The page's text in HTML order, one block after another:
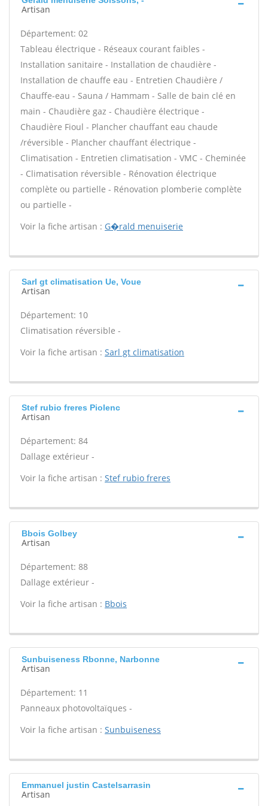
Artisan
Département: 02
Tableau électrique - Réseaux courant faibles -
Installation sanitaire - Installation de chaudière -
Installation de chauffe eau - Entretien Chaudière /
Chauffe-eau - Sauna / Hammam - Salle de bain clé en
main - Chaudière gaz - Chaudière électrique -
Chaudière Fioul - Plancher chauffant eau chaude
/réversible - Plancher chauffant électrique -
Climatisation - Entretien climatisation - VMC - Cheminée
- Climatisation réversible - Rénovation électrique
complète ou partielle - Rénovation plomberie complète
ou partielle -
Voir la fiche artisan : G�rald menuiserie
Sarl gt climatisation Ue, Voue
Artisan
Département: 10
Climatisation réversible -
Voir la fiche artisan : Sarl gt climatisation
Stef rubio freres Piolenc
Artisan
Département: 84
Dallage extérieur -
Voir la fiche artisan : Stef rubio freres
Bbois Golbey
Artisan
Département: 88
Dallage extérieur -
Voir la fiche artisan : Bbois
Sunbuiseness Rbonne, Narbonne
Artisan
Département: 11
Panneaux photovoltaïques -
Voir la fiche artisan : Sunbuiseness
Emmanuel justin Castelsarrasin
Artisan